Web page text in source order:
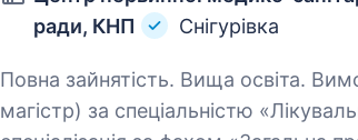
ради, КНП
Снігурівка
Повна зайнятість. Вища освіта. Вимоги: повна вища освіта (спеціаліст,
магістр) за спеціальністю